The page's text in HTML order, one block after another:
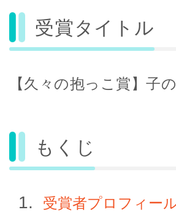
受賞タイトル
【久々の抱っこ賞】子
もくじ
受賞者プロフィー